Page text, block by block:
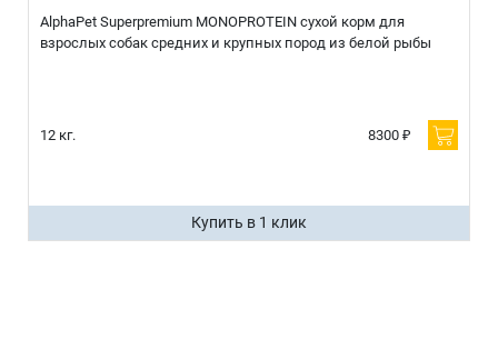
AlphaPet Superpremium MONOPROTEIN сухой корм для
взрослых собак средних и крупных пород из белой рыбы
12 кг. 8300 ₽
Купить в 1 клик